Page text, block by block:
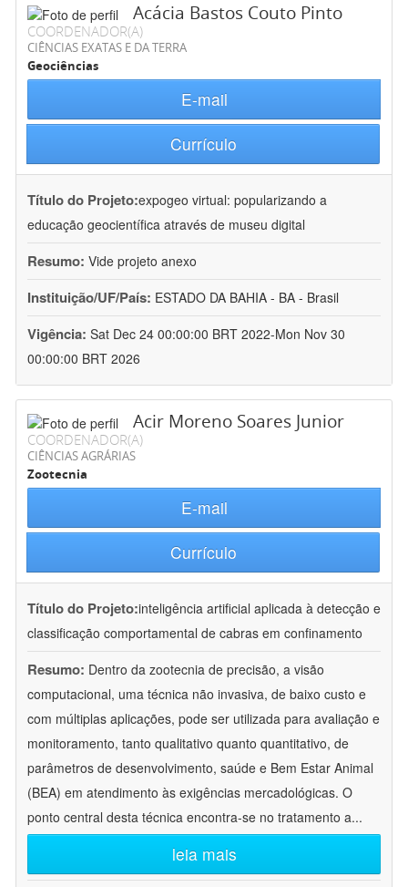
Acácia Bastos Couto Pinto
COORDENADOR(A)
CIÊNCIAS EXATAS E DA TERRA
Geociências
E-mail
Currículo
Título do Projeto:expogeo virtual: popularizando a
educação geocientífica através de museu digital
Resumo: Vide projeto anexo
Instituição/UF/País: ESTADO DA BAHIA - BA - Brasil
Vigência: Sat Dec 24 00:00:00 BRT 2022-Mon Nov 30
00:00:00 BRT 2026
Acir Moreno Soares Junior
COORDENADOR(A)
CIÊNCIAS AGRÁRIAS
Zootecnia
E-mail
Currículo
Título do Projeto:inteligência artificial aplicada à detecção e
classificação comportamental de cabras em confinamento
Resumo: Dentro da zootecnia de precisão, a visão
computacional, uma técnica não invasiva, de baixo custo e
com múltiplas aplicações, pode ser utilizada para avaliação e
monitoramento, tanto qualitativo quanto quantitativo, de
parâmetros de desenvolvimento, saúde e Bem Estar Animal
(BEA) em atendimento às exigências mercadológicas. O
ponto central desta técnica encontra-se no tratamento a...
leia mais